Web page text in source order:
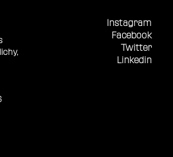
Instagram
Facebook
Twitter
Linkedin